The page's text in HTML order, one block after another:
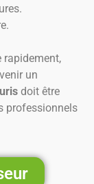
rapidement,
un
doit être
professionnels